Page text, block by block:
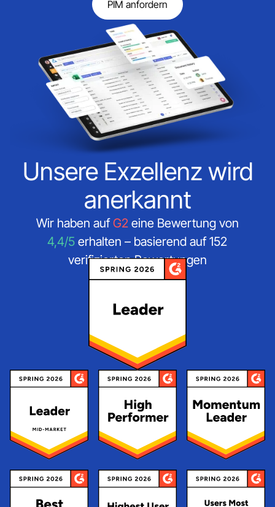
PIM anfordern
Unsere Exzellenz wird
anerkannt
Wir haben aufG2eine Bewertung von
4,4/5 erhalten – basierend auf 152
verifizierten Bewertungen